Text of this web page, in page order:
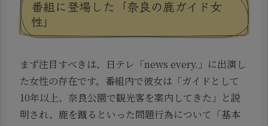
番組に登場した「奈良の鹿ガイド女
性」
まず注目すべきは、日テレ「news every.」に出演し
た女性の存在です。番組内で彼女は「ガイドとして
10年以上、奈良公園で観光客を案内してきた」と説
明され、鹿を蹴るといった問題行為について「基本